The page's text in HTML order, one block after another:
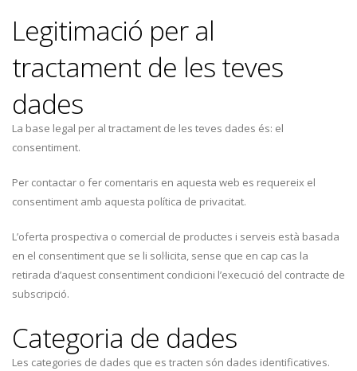
Legitimació per al
tractament de les teves
dades
La base legal per al tractament de les teves dades és: el
consentiment.
Per contactar o fer comentaris en aquesta web es requereix el
consentiment amb aquesta política de privacitat.
L’oferta prospectiva o comercial de productes i serveis està basada
en el consentiment que se li sol·licita, sense que en cap cas la
retirada d’aquest consentiment condicioni l’execució del contracte de
subscripció.
Categoria de dades
Les categories de dades que es tracten són dades identificatives.